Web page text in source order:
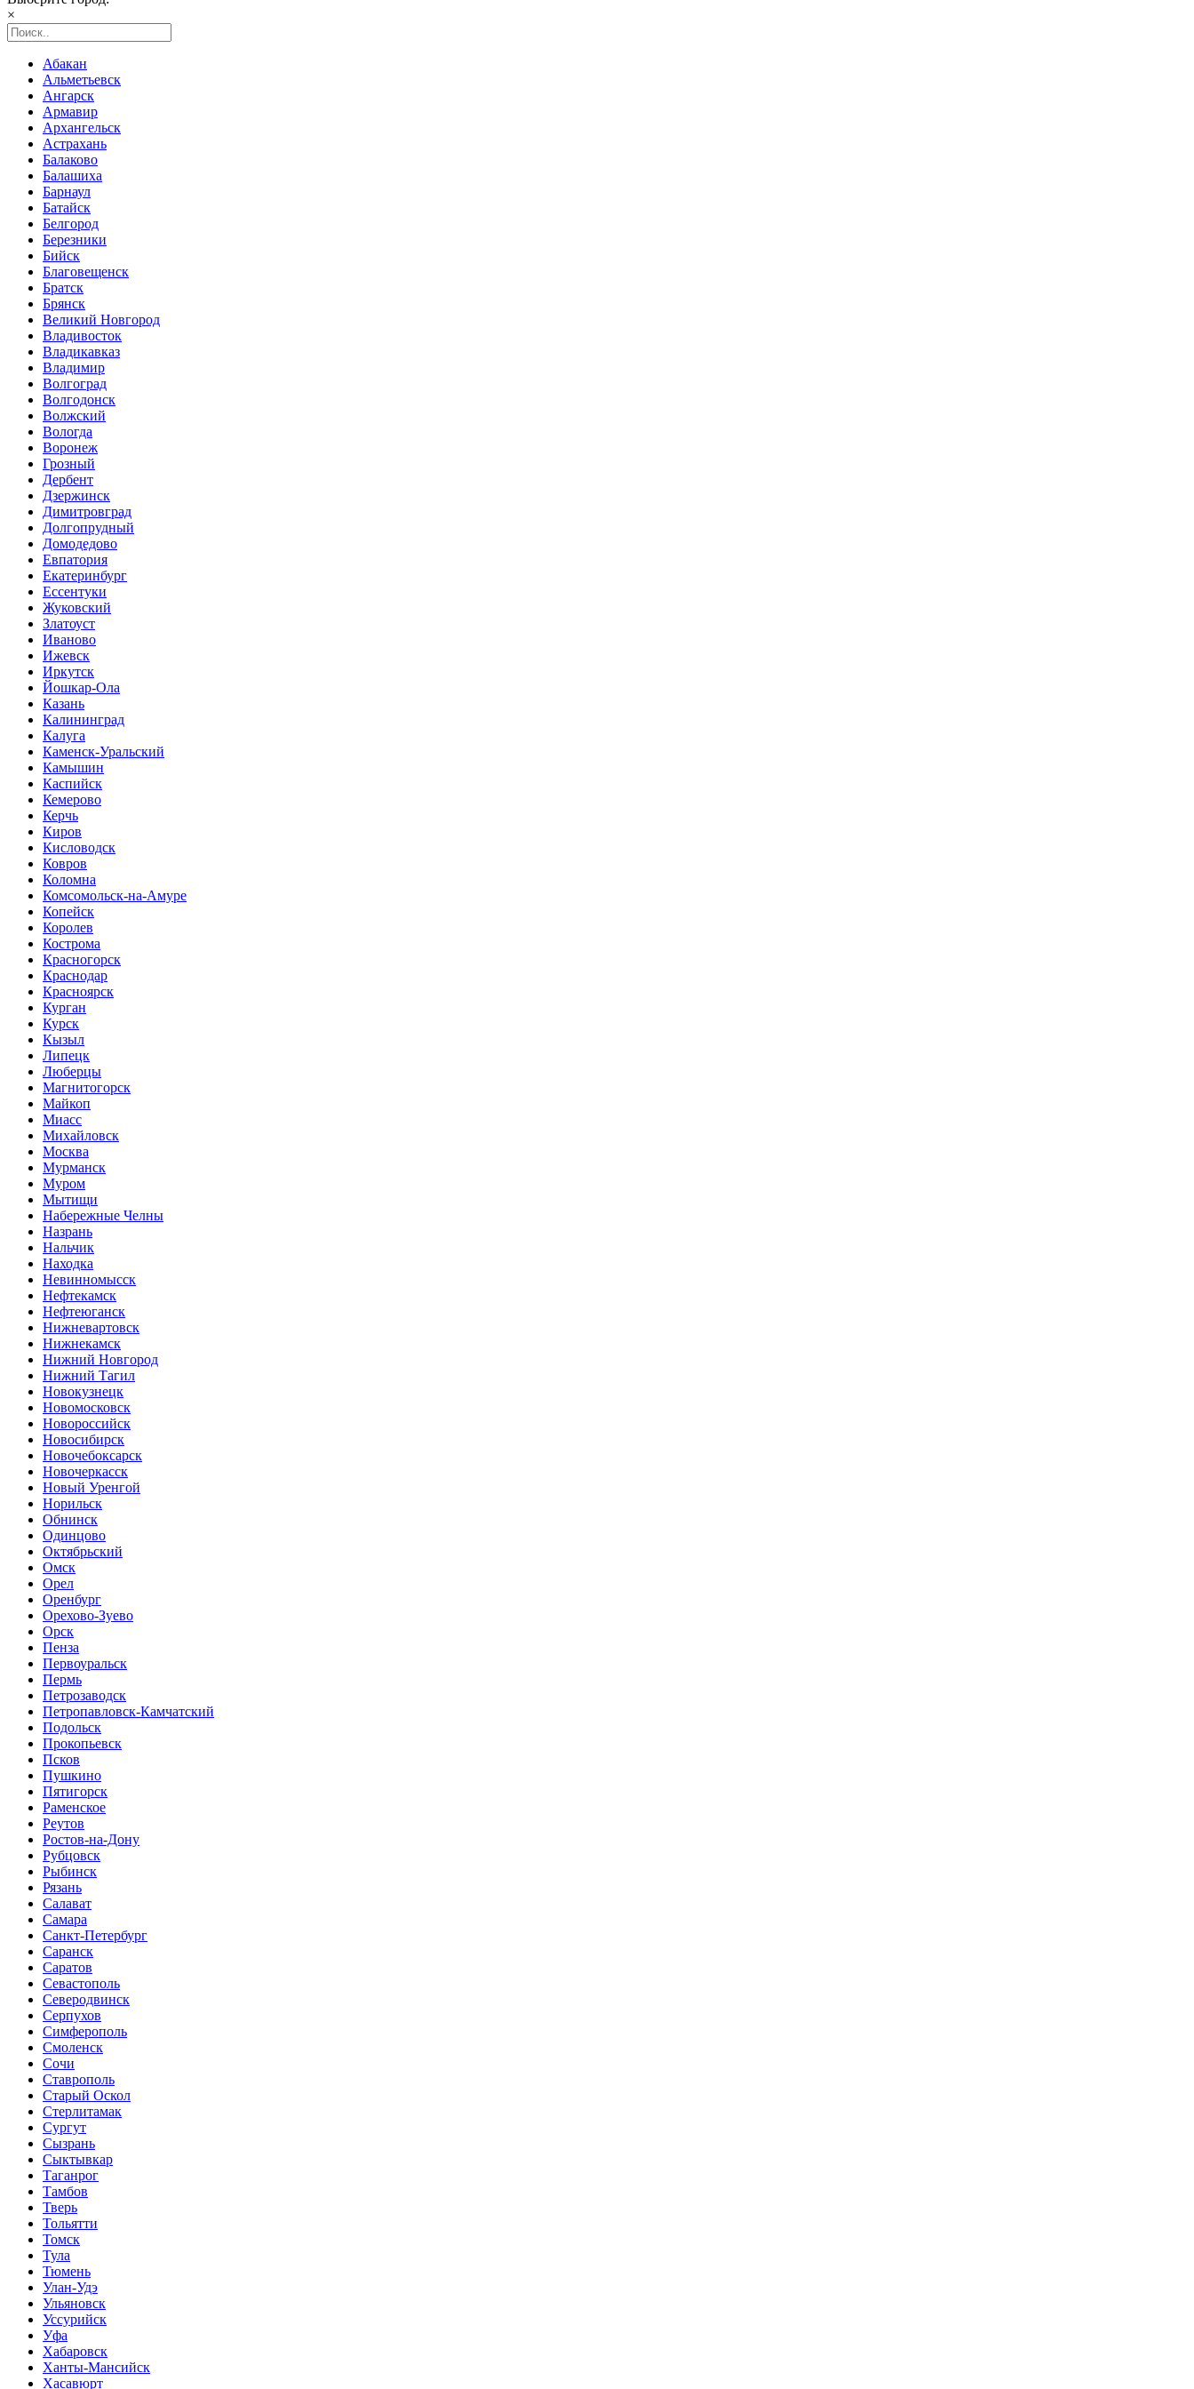
×
Абакан
Альметьевск
Ангарск
Армавир
Архангельск
Астрахань
Балаково
Балашиха
Барнаул
Батайск
Белгород
Березники
Бийск
Благовещенск
Братск
Брянск
Великий Новгород
Владивосток
Владикавказ
Владимир
Волгоград
Волгодонск
Волжский
Вологда
Воронеж
Грозный
Дербент
Дзержинск
Димитровград
Долгопрудный
Домодедово
Евпатория
Екатеринбург
Ессентуки
Жуковский
Златоуст
Иваново
Ижевск
Иркутск
Йошкар-Ола
Казань
Калининград
Калуга
Каменск-Уральский
Камышин
Каспийск
Кемерово
Керчь
Киров
Кисловодск
Ковров
Коломна
Комсомольск-на-Амуре
Копейск
Королев
Кострома
Красногорск
Краснодар
Красноярск
Курган
Курск
Кызыл
Липецк
Люберцы
Магнитогорск
Майкоп
Миасс
Михайловск
Москва
Мурманск
Муром
Мытищи
Набережные Челны
Назрань
Нальчик
Находка
Невинномысск
Нефтекамск
Нефтеюганск
Нижневартовск
Нижнекамск
Нижний Новгород
Нижний Тагил
Новокузнецк
Новомосковск
Новороссийск
Новосибирск
Новочебоксарск
Новочеркасск
Новый Уренгой
Норильск
Обнинск
Одинцово
Октябрьский
Омск
Орел
Оренбург
Орехово-Зуево
Орск
Пенза
Первоуральск
Пермь
Петрозаводск
Петропавловск-Камчатский
Подольск
Прокопьевск
Псков
Пушкино
Пятигорск
Раменское
Реутов
Ростов-на-Дону
Рубцовск
Рыбинск
Рязань
Салават
Самара
Санкт-Петербург
Саранск
Саратов
Севастополь
Северодвинск
Серпухов
Симферополь
Смоленск
Сочи
Ставрополь
Старый Оскол
Стерлитамак
Сургут
Сызрань
Сыктывкар
Таганрог
Тамбов
Тверь
Тольятти
Томск
Тула
Тюмень
Улан-Удэ
Ульяновск
Уссурийск
Уфа
Хабаровск
Ханты-Мансийск
Хасавюрт